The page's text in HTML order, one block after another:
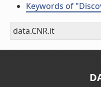
Keywords of
data.CNR.it